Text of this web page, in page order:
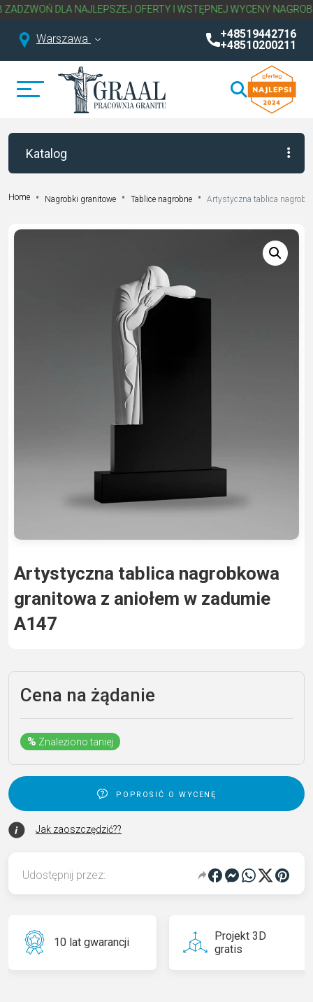
NAJLEPSZEJ OFERTY I WSTĘPNEJ WYCENY NAGROBKA. NAPISZ
Warszawa
+48519442716
+48510200211
Katalog
Home Nagrobki granitowe Tablice nagrobne Artystyczna tablica
Artystyczna tablica nagrobkowa
granitowa z aniołem w zadumie
A147
Cena na żądanie
% Znaleziono taniej
poprosić o wycenę
Jak zaoszczędzić??
Udostępnij przez:
10 lat gwarancji
Projekt 3D
gratis